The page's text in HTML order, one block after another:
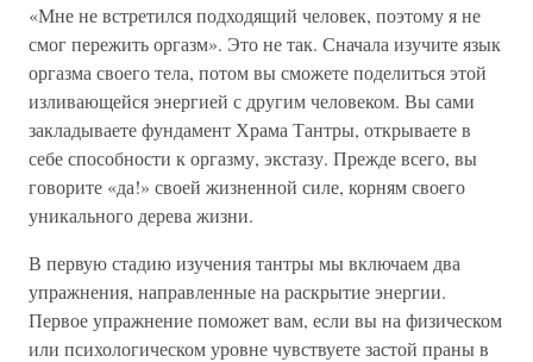
«Мне не встретился подходящий человек, поэтому я не
смог пережить оргазм». Это не так. Сначала изучите язык
оргазма своего тела, потом вы сможете поделиться этой
изливающейся энергией с другим человеком. Вы сами
закладываете фундамент Храма Тантры, открываете в
себе способности к оргазму, экстазу. Прежде всего, вы
говорите «да!» своей жизненной силе, корням своего
уникального дерева жизни.
В первую стадию изучения тантры мы включаем два
упражнения, направленные на раскрытие энергии.
Первое упражнение поможет вам, если вы на физическом
или психологическом уровне чувствуете застой праны в